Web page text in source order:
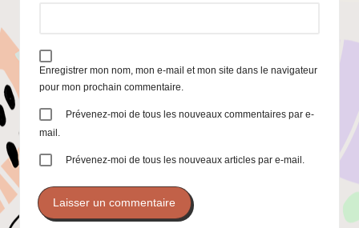
Enregistrer mon nom, mon e-mail et mon site dans le navigateur
pour mon prochain commentaire.
Prévenez-moi de tous les nouveaux commentaires par e-
mail.
Prévenez-moi de tous les nouveaux articles par e-mail.